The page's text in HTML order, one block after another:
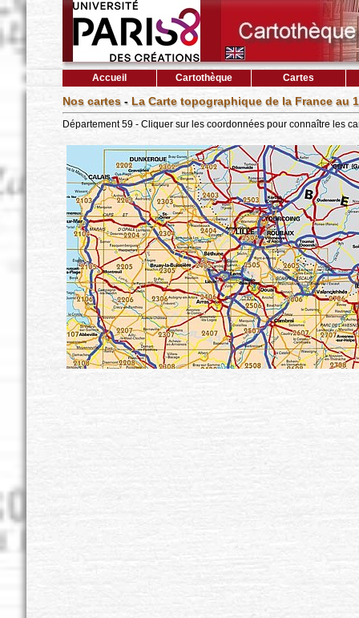
Accueil Cartothèque Cartes
Nos cartes- La Carte topographique de la France au
Département 59 - Cliquer sur les coordonnées pour connaître les